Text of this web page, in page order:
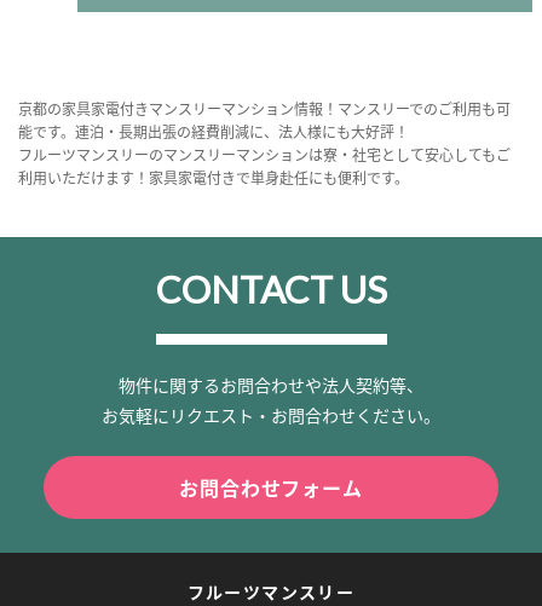
京都の家具家電付きマンスリーマンション情報！マンスリーでのご利用も可
能です。連泊・長期出張の経費削減に、法人様にも大好評！
フルーツマンスリーのマンスリーマンションは寮・社宅として安心してもご
利用いただけます！家具家電付きで単身赴任にも便利です。
CONTACT US
物件に関するお問合わせや法人契約等、
お気軽にリクエスト・お問合わせください。
お問合わせフォーム
フルーツマンスリー